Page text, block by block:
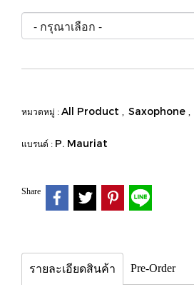
หมวดหมู่ : All Product , Saxophone ,
แบรนด์ : P. Mauriat
Share
รายละเอียดสินค้า Pre-Order